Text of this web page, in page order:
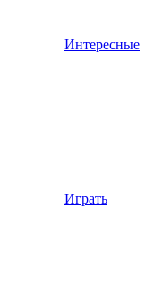
Интересные
Играть